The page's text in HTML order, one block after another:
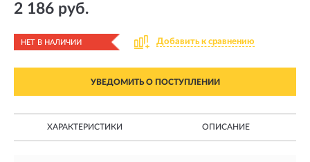
2 186 руб.
НЕТ В НАЛИЧИИ Добавить к сравнению
УВЕДОМИТЬ О ПОСТУПЛЕНИИ
ХАРАКТЕРИСТИКИ ОПИСАНИЕ